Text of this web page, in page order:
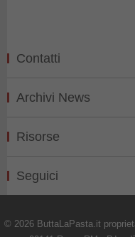
Contatti
Archivi News
Risorse
Seguici
© 2026 ButtaLaPasta.it